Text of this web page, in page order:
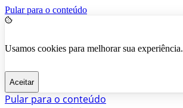
Pular para o conteúdo
Usamos cookies para melhorar sua experiência.
Aceitar
Pular para o conteúdo